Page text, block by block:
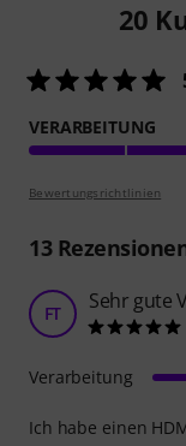
20
VERARBEITUNG
Bewertungsrichtlinien
13
FT Sehr gute
Ich habe einen
Verarbeitung